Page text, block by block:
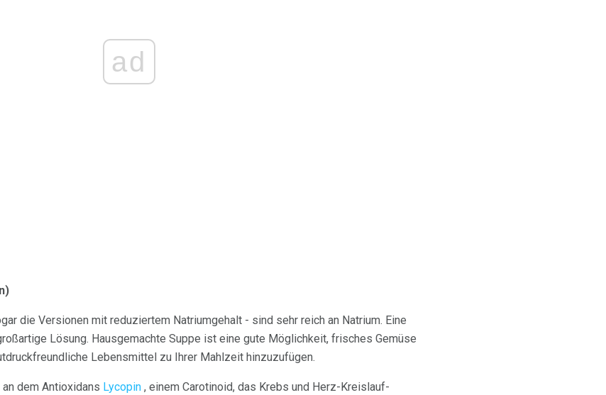
ad
die Versionen mit reduziertem Natriumgehalt - sind sehr reich an Natrium. Eine
Lösung. Hausgemachte Suppe ist eine gute Möglichkeit, frisches Gemüse
Lebensmittel zu Ihrer Mahlzeit hinzuzufügen.
an dem Antioxidans Lycopin , einem Carotinoid, das Krebs und Herz-Kreislauf-